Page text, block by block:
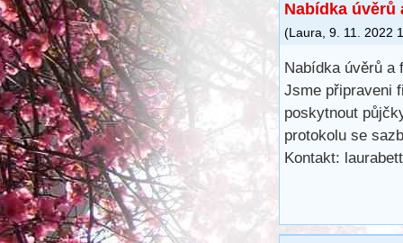
Nabídka úvěrů
(Laura 9. 11. 2022
Nabídka úvěrů a
Jsme připraveni
poskytnout
protokolu se
Kontakt: